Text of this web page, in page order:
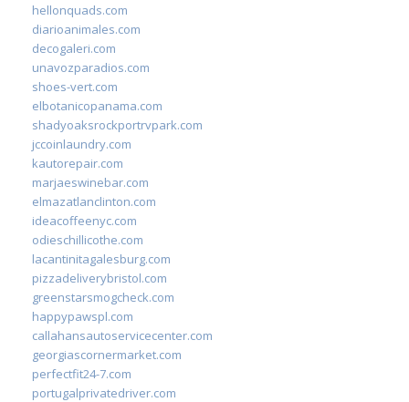
hellonquads.com
diarioanimales.com
decogaleri.com
unavozparadios.com
shoes-vert.com
elbotanicopanama.com
shadyoaksrockportrvpark.com
jccoinlaundry.com
kautorepair.com
marjaeswinebar.com
elmazatlanclinton.com
ideacoffeenyc.com
odieschillicothe.com
lacantinitagalesburg.com
pizzadeliverybristol.com
greenstarsmogcheck.com
happypawspl.com
callahansautoservicecenter.com
georgiascornermarket.com
perfectfit24-7.com
portugalprivatedriver.com